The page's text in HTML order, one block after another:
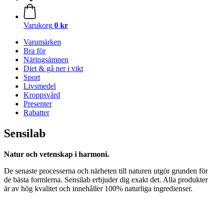
Varukorg 0 kr
Varumärken
Bra för
Näringsämnen
Diet & gå ner i vikt
Sport
Livsmedel
Kroppsvård
Presenter
Rabatter
Sensilab
Natur och vetenskap i harmoni.
De senaste processerna och närheten till naturen utgör grunden för
de bästa formlerna. Sensilab erbjuder dig exakt det. Alla produkter
är av hög kvalitet och innehåller 100% naturliga ingredienser.